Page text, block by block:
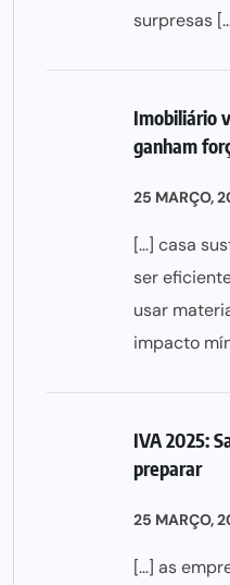
surpresas
Imobiliário
ganham
25 MARÇO,
[…] casa
ser
usar
impacto
IVA 2025:
preparar
25 MARÇO,
[…] as